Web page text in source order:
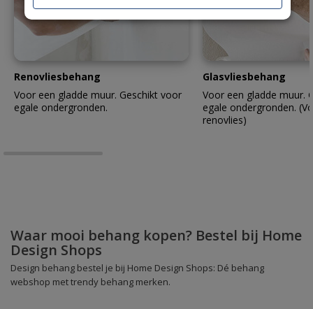
Renovliesbehang
Voor een gladde muur. Geschikt voor
egale ondergronden.
Glasvliesbehang
Voor een gladde muur.
egale ondergronden.
renovlies)
Waar mooi behang kopen? Bestel bij Home
Design Shops
Design behang bestel je bij Home Design Shops: Dé behang
webshop met trendy behang merken.